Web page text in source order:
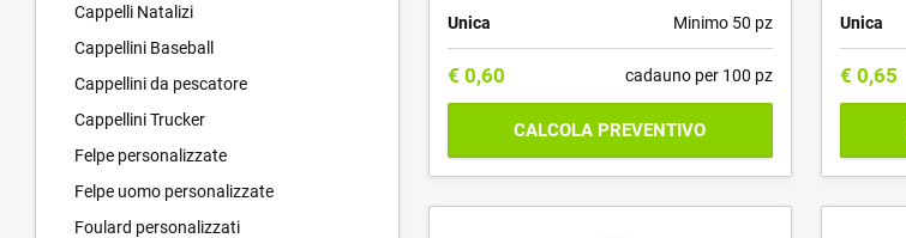
Cappelli Natalizi
Cappellini Baseball
Cappellini da pescatore
Cappellini Trucker
Felpe personalizzate
Felpe uomo personalizzate
Foulard personalizzati
Unica Minimo 50 pz
€ 0,60 cadauno per 100 pz
CALCOLA PREVENTIVO
Unica
€ 0,65